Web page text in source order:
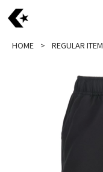
HOME REGULAR ITEM